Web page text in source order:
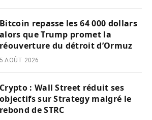
Bitcoin repasse les 64 000 dollars
alors que Trump promet la
réouverture du détroit d’Ormuz
5 AOÛT 2026
Crypto : Wall Street réduit ses
objectifs sur Strategy malgré le
rebond de STRC